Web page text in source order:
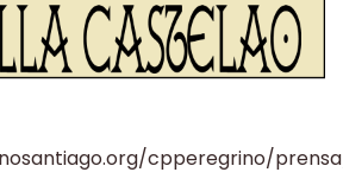
cpperegrino/